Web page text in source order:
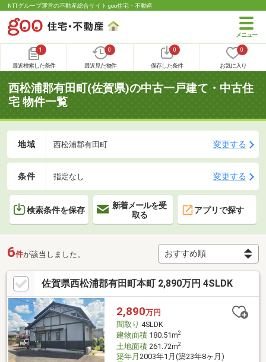
NTTグループ運営の不動産総合サイト goo住宅・不動産
1
最近検索した条件
0
最近見た物件
0
保存した条件
0
お気に入り
西松浦郡有田町(佐賀県)の中古一戸建て・中古住
宅 物件一覧
地域 西松浦郡有田町 変更する
条件 指定なし 変更する
検索条件を保存
新着メールを受
取る
アプリで探す
6件が該当しました。
佐賀県西松浦郡有田町本町 2,890万円 4SLDK
2,890万円
間取り 4SLDK
建物面積180.51m2
土地面積261.72m2
築年月 2003年1月(築23年8ヶ月)